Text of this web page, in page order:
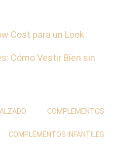
Cost para un Look
Cómo Vestir Bien sin
COMPLEMENTOS
COMPLEMENTOS INFANTILES